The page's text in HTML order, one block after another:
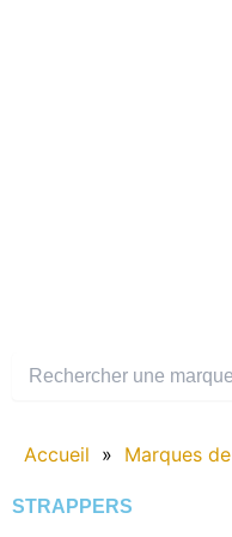
Accueil » Marques
STRAPPERS